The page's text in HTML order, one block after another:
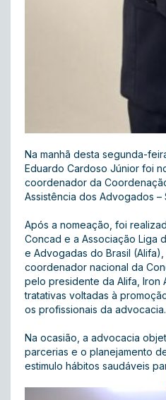
Na manhã desta segunda-
Eduardo Cardoso Júnior foi
coordenador da
Assistência dos Advogados –
Após a nomeação, foi
Concad e a Associação Liga
e Advogadas do Brasil
coordenador nacional da
pelo presidente da Alifa, Iron
tratativas voltadas à
os profissionais da advocacia.
Na ocasião, a advocacia
parcerias e o planejamento
estimulo hábitos saudáveis